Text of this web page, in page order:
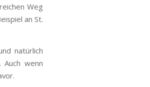
Weg
an St.
natürlich
Auch wenn